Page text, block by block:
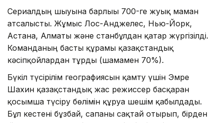
Сериалдың шығуына барлығы 700-ге жуық маман
атсалысты. Жұмыс Лос-Анджелес, Нью-Йорк,
Астана, Алматы және станбұлдан қатар жүргізілді.
Команданың басты құрамы қазақстандық
кәсіпқойлардан тұрды (шамамен 70%).
Бүкіл түсірілім географиясын қамту үшін Эмре
Шахин қазақстандық жас режиссер басқарған
қосымша түсіру бөлімін құруға шешім қабылдады.
Бұл кестені бұзбай, сапаны сақтай отырып, бірден